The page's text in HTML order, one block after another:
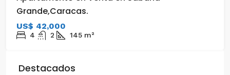
Grande,Caracas.
US$ 42,000
4 2 145 m²
Destacados